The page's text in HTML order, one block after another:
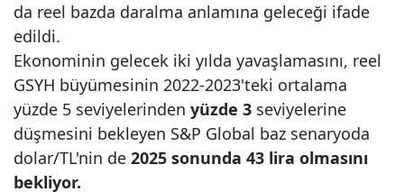
da reel bazda daralma anlamına geleceği ifade
edildi.
Ekonominin gelecek iki yılda yavaşlamasını, reel
GSYH büyümesinin 2022-2023'teki ortalama
yüzde 5 seviyelerinden yüzde 3 seviyelerine
düşmesini bekleyen S&P Global baz senaryoda
dolar/TL'nin de 2025 sonunda 43 lira olmasını
bekliyor.